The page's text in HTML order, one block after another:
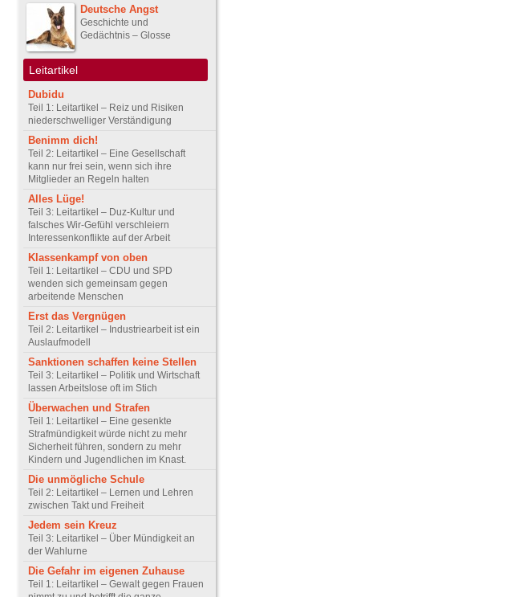
Deutsche Angst
Geschichte und
Gedächtnis – Glosse
Leitartikel
Dubidu
Teil 1: Leitartikel – Reiz und Risiken
niederschwelliger Verständigung
Benimm dich!
Teil 2: Leitartikel – Eine Gesellschaft
kann nur frei sein, wenn sich ihre
Mitglieder an Regeln halten
Alles Lüge!
Teil 3: Leitartikel – Duz-Kultur und
falsches Wir-Gefühl verschleiern
Interessenkonflikte auf der Arbeit
Klassenkampf von oben
Teil 1: Leitartikel – CDU und SPD
wenden sich gemeinsam gegen
arbeitende Menschen
Erst das Vergnügen
Teil 2: Leitartikel – Industriearbeit ist ein
Auslaufmodell
Sanktionen schaffen keine Stellen
Teil 3: Leitartikel – Politik und Wirtschaft
lassen Arbeitslose oft im Stich
Überwachen und Strafen
Teil 1: Leitartikel – Eine gesenkte
Strafmündigkeit würde nicht zu mehr
Sicherheit führen, sondern zu mehr
Kindern und Jugendlichen im Knast.
Die unmögliche Schule
Teil 2: Leitartikel – Lernen und Lehren
zwischen Takt und Freiheit
Jedem sein Kreuz
Teil 3: Leitartikel – Über Mündigkeit an
der Wahlurne
Die Gefahr im eigenen Zuhause
Teil 1: Leitartikel – Gewalt gegen Frauen